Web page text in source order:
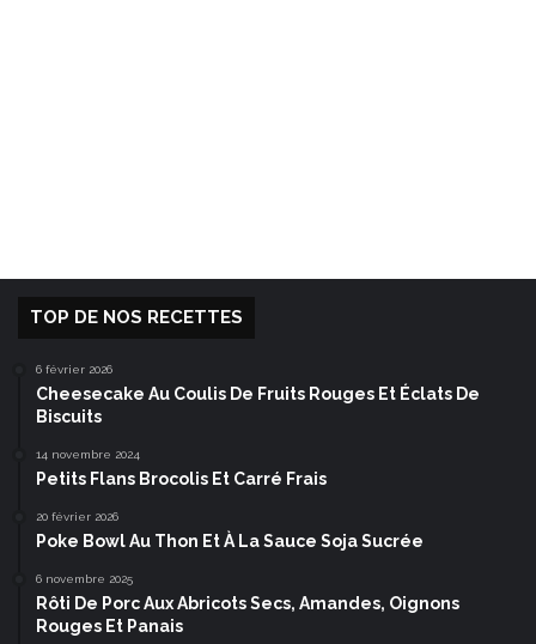
TOP DE NOS RECETTES
6 février 2026
Cheesecake Au Coulis De Fruits Rouges Et Éclats De
Biscuits
14 novembre 2024
Petits Flans Brocolis Et Carré Frais
20 février 2026
Poke Bowl Au Thon Et À La Sauce Soja Sucrée
6 novembre 2025
Rôti De Porc Aux Abricots Secs, Amandes, Oignons
Rouges Et Panais